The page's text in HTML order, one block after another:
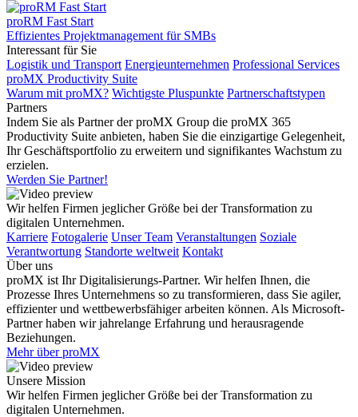
proRM Fast Start
Effizientes Projektmanagement für SMBs
Interessant für Sie
Logistik und Transport Energieunternehmen Professional Services
proMX Productivity Suite
Warum mit proMX? Wichtigste Pluspunkte Partnerschaftstypen
Partners
Indem Sie als Partner der proMX Group die proMX 365
Productivity Suite anbieten, haben Sie die einzigartige Gelegenheit,
Ihr Geschäftsportfolio zu erweitern und signifikantes Wachstum zu
erzielen.
Werden Sie Partner!
Wir helfen Firmen jeglicher Größe bei der Transformation zu
digitalen Unternehmen.
Karriere Fotogalerie Unser Team Veranstaltungen Soziale
Verantwortung Standorte weltweit Kontakt
Über uns
proMX ist Ihr Digitalisierungs-Partner. Wir helfen Ihnen, die
Prozesse Ihres Unternehmens so zu transformieren, dass Sie agiler,
effizienter und wettbewerbsfähiger arbeiten können. Als Microsoft-
Partner haben wir jahrelange Erfahrung und herausragende
Beziehungen.
Mehr über proMX
Unsere Mission
Wir helfen Firmen jeglicher Größe bei der Transformation zu
digitalen Unternehmen.